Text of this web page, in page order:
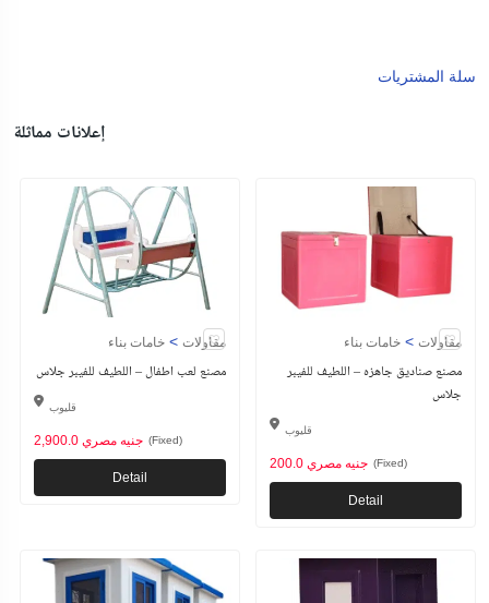
سلة المشتريات
إعلانات مماثلة
مقاولات > خامات بناء
مصنع لعب اطفال – اللطيف للفيبر جلاس
قليوب
2,900.0 جنيه مصري (Fixed)
Detail
مقاولات > خامات بناء
مصنع صناديق جاهزه – اللطيف للفيبر
جلاس
قليوب
200.0 جنيه مصري (Fixed)
Detail